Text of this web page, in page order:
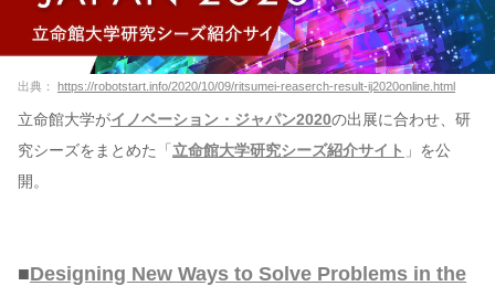
出典： https://robotstart.info/2020/10/09/ritsumei-reaserch-result-ij2020online.html
立命館大学がイノベーション・ジャパン2020の出展に合わせ、研
究シーズをまとめた「 立命館大学研究シーズ紹介サイト 」を公
開。
■Designing New Ways to Solve Problems in the